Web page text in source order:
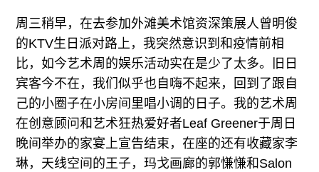
周三稍早，在去参加外滩美术馆资深策展人曾明俊
的KTV生日派对路上，我突然意识到和疫情前相
比，如今艺术周的娱乐活动实在是少了太多。旧日
宾客今不在，我们似乎也自嗨不起来，回到了跟自
己的小圈子在小房间里唱小调的日子。我的艺术周
在创意顾问和艺术狂热爱好者Leaf Greener于周日
晚间举办的家宴上宣告结束，在座的还有收藏家李
琳，天线空间的王子，玛戈画廊的郭慊慊和Salon